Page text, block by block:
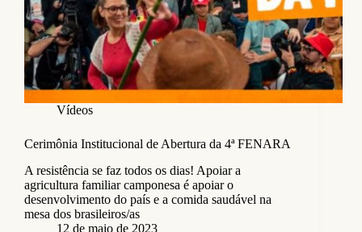
Vídeos
Cerimônia Institucional de Abertura da 4ª FENARA
A resistência se faz todos os dias! Apoiar a
agricultura familiar camponesa é apoiar o
desenvolvimento do país e a comida saudável na
mesa dos brasileiros/as
12 de maio de 2023